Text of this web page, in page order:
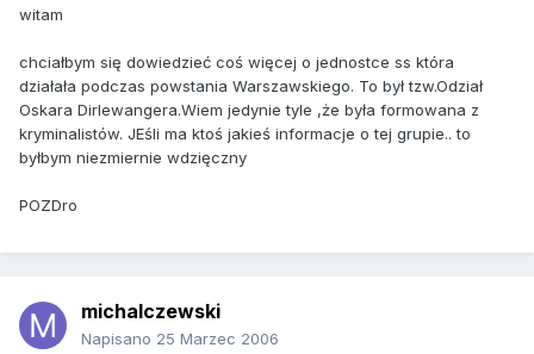
witam
chciałbym się dowiedzieć coś więcej o jednostce ss która
działała podczas powstania Warszawskiego. To był tzw.Odział
Oskara Dirlewangera.Wiem jedynie tyle ,że była formowana z
kryminalistów. JEśli ma ktoś jakieś informacje o tej grupie.. to
byłbym niezmiernie wdzięczny
POZDro
michalczewski
Napisano 25 Marzec 2006